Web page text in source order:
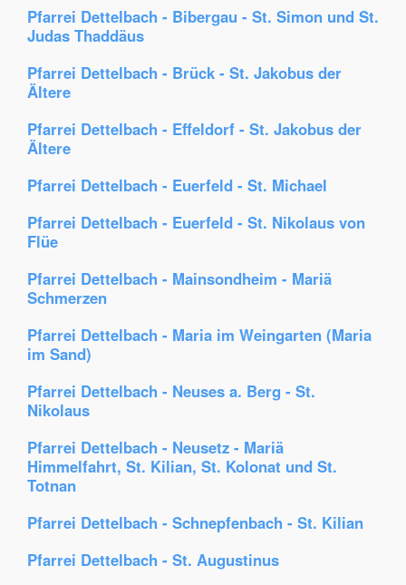
Pfarrei Dettelbach - Bibergau - St. Simon und St.
Judas Thaddäus
Pfarrei Dettelbach - Brück - St. Jakobus der
Ältere
Pfarrei Dettelbach - Effeldorf - St. Jakobus der
Ältere
Pfarrei Dettelbach - Euerfeld - St. Michael
Pfarrei Dettelbach - Euerfeld - St. Nikolaus von
Flüe
Pfarrei Dettelbach - Mainsondheim - Mariä
Schmerzen
Pfarrei Dettelbach - Maria im Weingarten (Maria
im Sand)
Pfarrei Dettelbach - Neuses a. Berg - St.
Nikolaus
Pfarrei Dettelbach - Neusetz - Mariä
Himmelfahrt, St. Kilian, St. Kolonat und St.
Totnan
Pfarrei Dettelbach - Schnepfenbach - St. Kilian
Pfarrei Dettelbach - St. Augustinus